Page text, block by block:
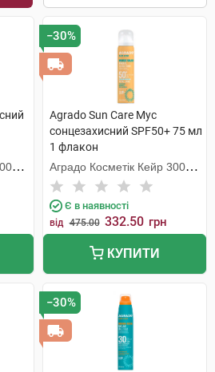
−30%
Agrado Sun Care Мус
сонцезахисний SPF50+ 75 мл
1 флакон
Аградо Косметік Кейр 3000
С.Л.У.
Є в наявності
від 475.00 332.50 грн
КУПИТИ
−30%